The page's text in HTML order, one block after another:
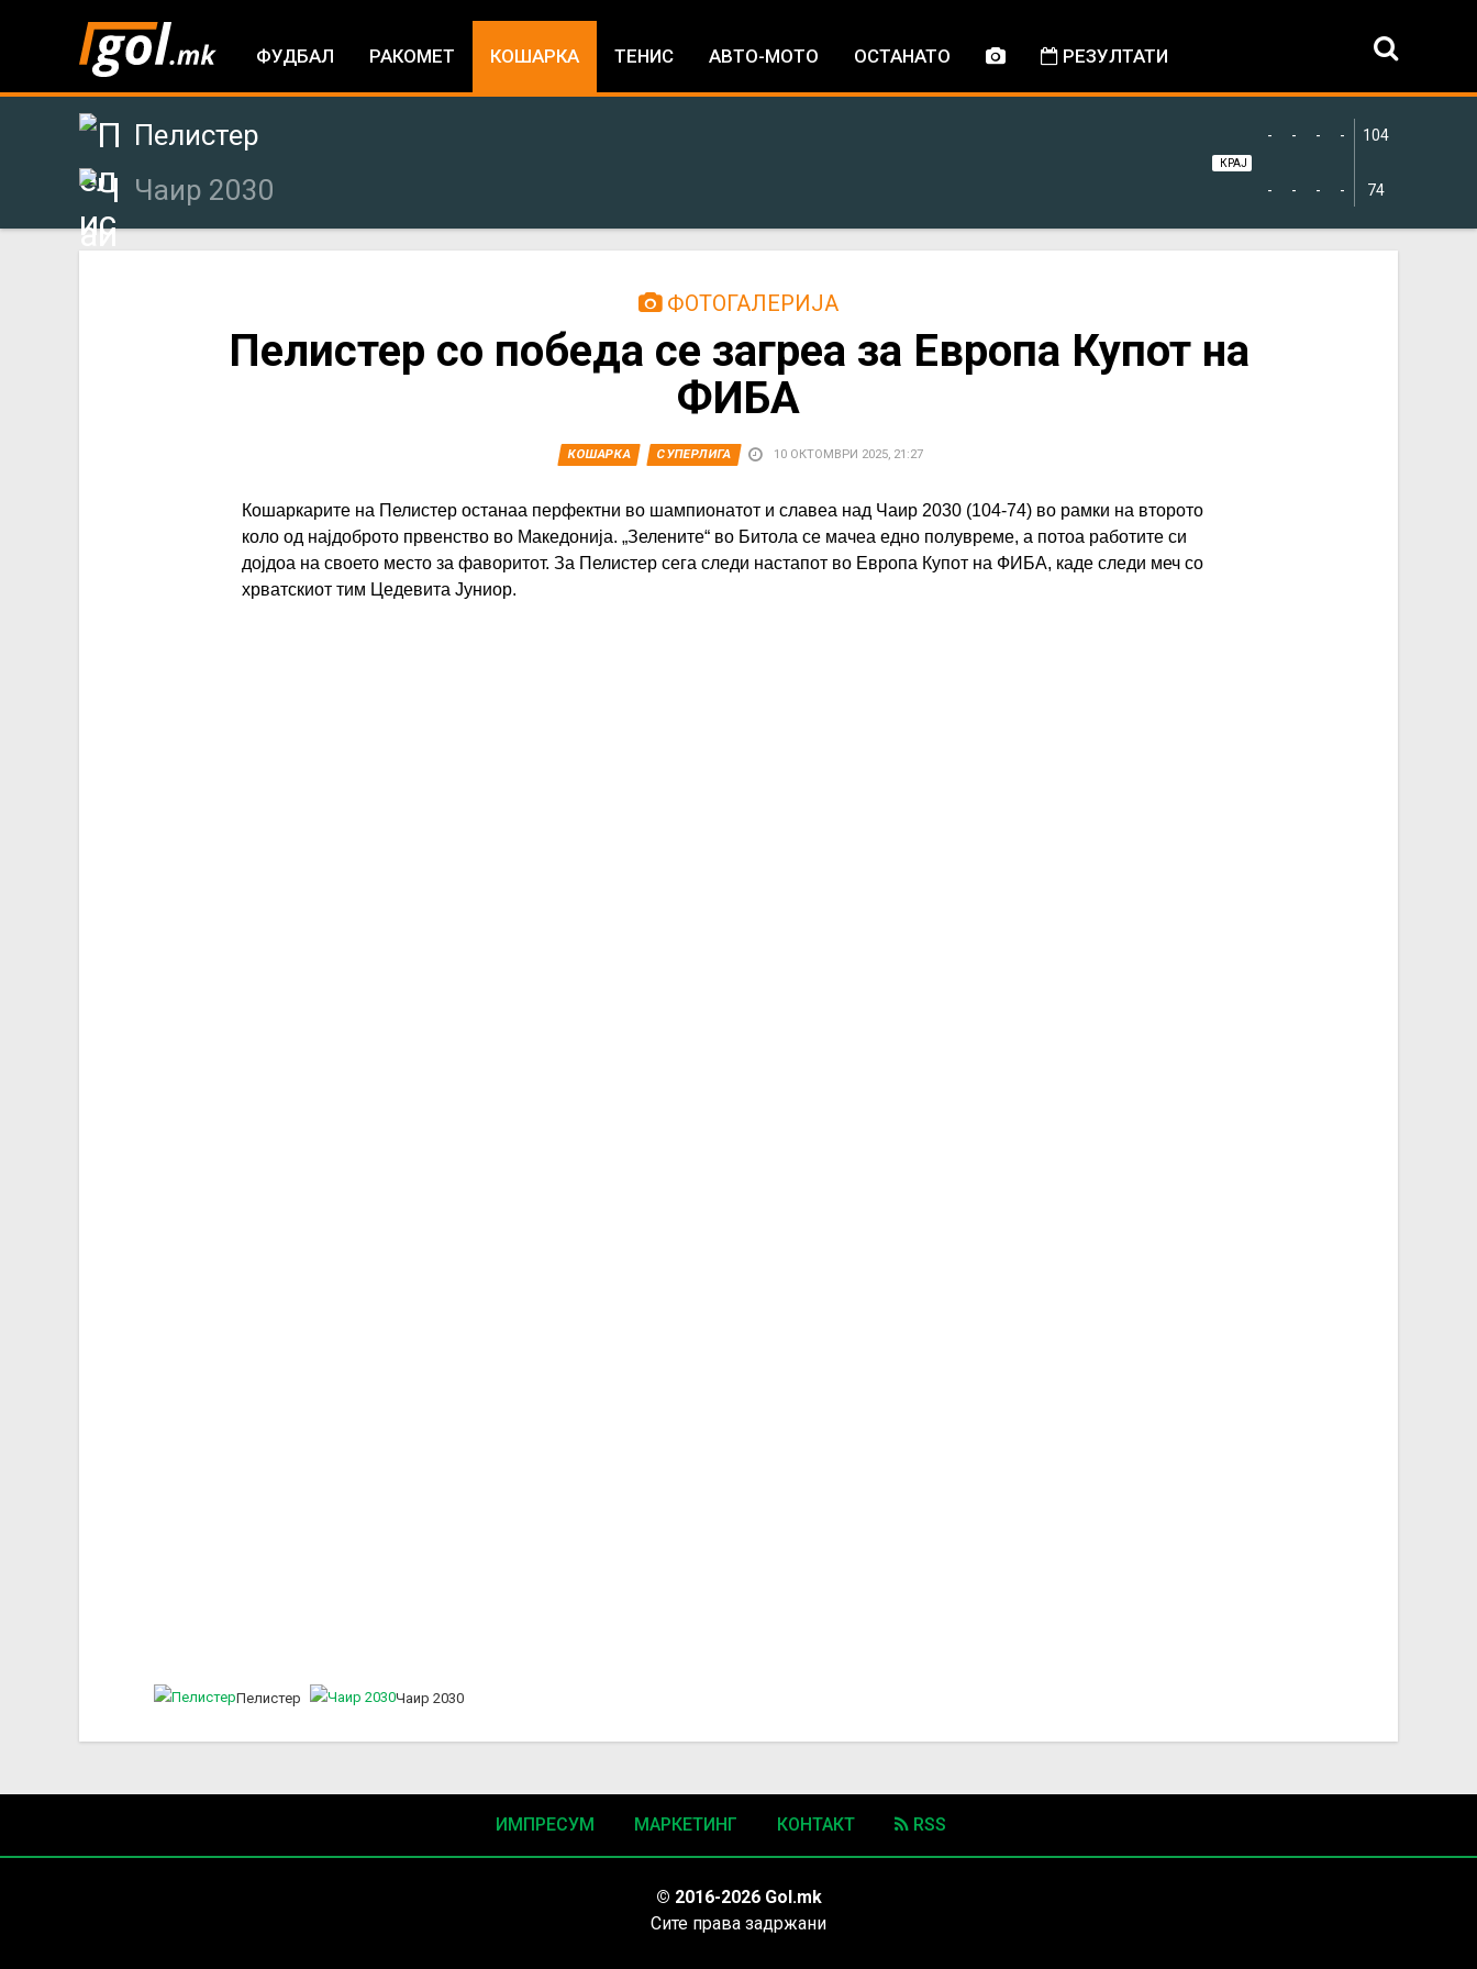
ФУДБАЛ РАКОМЕТ КОШАРКА ТЕНИС АВТО-МОТО ОСТАНАТО РЕЗУЛТАТИ
Пелистер
Чаир 2030
104
74
-
-
-
-
-
-
-
-
КРАЈ
ФОТОГАЛЕРИЈА
Пелистер со победа се загреа за Европа Купот на
ФИБА
КОШАРКА СУПЕРЛИГА 10 ОКТОМВРИ 2025, 21:27
Кошаркарите на Пелистер останаа перфектни во шампионатот и славеа над Чаир 2030 (104-74) во рамки на второто
коло од најдоброто првенство во Македонија. „Зелените“ во Битола се мачеа едно полувреме, а потоа работите си
дојдоа на своето место за фаворитот. За Пелистер сега следи настапот во Европа Купот на ФИБА, каде следи меч со
хрватскиот тим Цедевита Јуниор.
Пелистер Чаир 2030
ИМПРЕСУМ МАРКЕТИНГ КОНТАКТ RSS
© 2016-2026 Gol.mk
Сите права задржани